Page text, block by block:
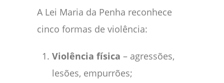
A Lei Maria da Penha reconhece
cinco formas de violência:
Violência física – agressões,
lesões, empurrões;